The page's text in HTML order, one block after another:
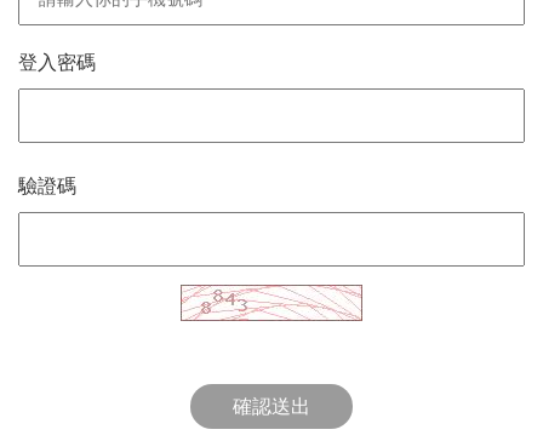
登入密碼
驗證碼
確認送出